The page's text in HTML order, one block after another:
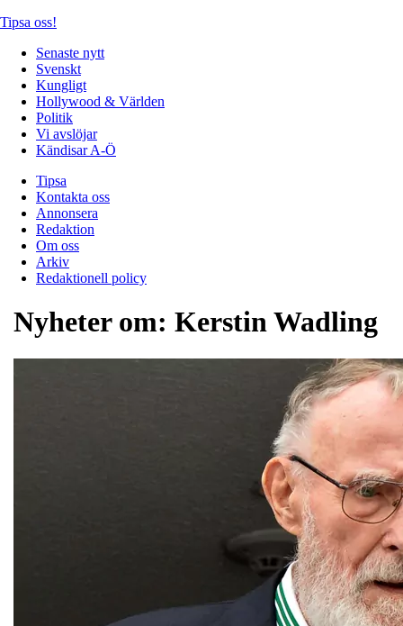
Tipsa oss!
Senaste nytt
Svenskt
Kungligt
Hollywood & Världen
Politik
Vi avslöjar
Kändisar A-Ö
Tipsa
Kontakta oss
Annonsera
Redaktion
Om oss
Arkiv
Redaktionell policy
Nyheter om: Kerstin Wadling